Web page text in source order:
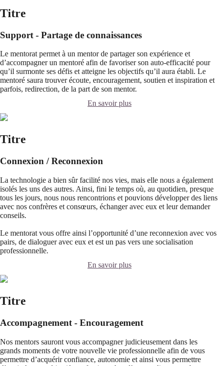
Titre
Support - Partage de connaissances
Le mentorat permet à un mentor de partager son expérience et
d’accompagner un mentoré afin de favoriser son auto-efficacité pour
qu’il surmonte ses défis et atteigne les objectifs qu’il aura établi. Le
mentoré saura trouver écoute, encouragement, soutien et inspiration et
parfois, redirection, de la part de son mentor.
En savoir plus
Titre
Connexion / Reconnexion
La technologie a bien sûr facilité nos vies, mais elle nous a également
isolés les uns des autres. Ainsi, fini le temps où, au quotidien, presque
tous les jours, nous nous rencontrions et pouvions développer des liens
avec nos confrères et consœurs, échanger avec eux et leur demander
conseils.
Le mentorat vous offre ainsi l’opportunité d’une reconnexion avec vos
pairs, de dialoguer avec eux et est un pas vers une socialisation
professionnelle.
En savoir plus
Titre
Accompagnement - Encouragement
Nos mentors sauront vous accompagner judicieusement dans les
grands moments de votre nouvelle vie professionnelle afin de vous
permettre d’acquérir confiance, autonomie et ainsi vous permettre